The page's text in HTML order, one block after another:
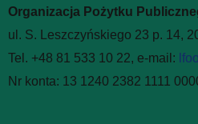
Organizacja Pożytku
ul. S. Leszczyńskiego 23 p. 14,
Tel. +48 81 533 10 22, e-mail:
Nr konta: 13 1240 2382 1111